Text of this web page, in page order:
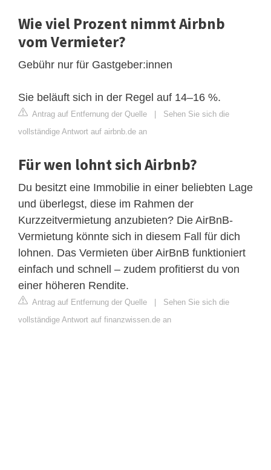
Wie viel Prozent nimmt Airbnb
vom Vermieter?
Gebühr nur für Gastgeber:innen
Sie beläuft sich in der Regel auf 14–16 %.
Antrag auf Entfernung der Quelle | Sehen Sie sich die
vollständige Antwort auf airbnb.de an
Für wen lohnt sich Airbnb?
Du besitzt eine Immobilie in einer beliebten Lage
und überlegst, diese im Rahmen der
Kurzzeitvermietung anzubieten? Die AirBnB-
Vermietung könnte sich in diesem Fall für dich
lohnen. Das Vermieten über AirBnB funktioniert
einfach und schnell – zudem profitierst du von
einer höheren Rendite.
Antrag auf Entfernung der Quelle | Sehen Sie sich die
vollständige Antwort auf finanzwissen.de an